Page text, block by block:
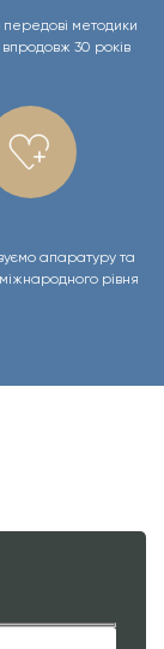
передові методики
впродовж 30 років
апаратуру та
рівня